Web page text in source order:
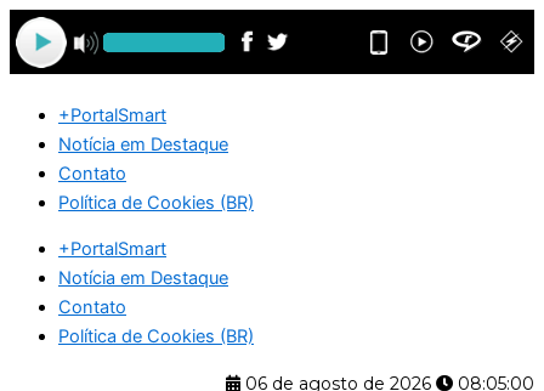
Ir
para
o
+PortalSmart
Notícia em Destaque
Contato
Política de Cookies (BR)
+PortalSmart
Notícia em Destaque
Contato
Política de Cookies (BR)
06 de agosto de 2026
08:05:00